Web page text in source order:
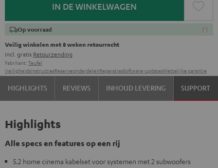
IN DE WINKELWAGEN
Op voorraad
Veilig winkelen met 8 weken retourrecht
incl. gratis Retourzending
Fabrikant: Teufel
VeiligheidsinstructiesReserveonderdelenReparatiesSoftware-updatesWettelijke garantie
HIGHLIGHTS REVIEWS INHOUD LEVERING SUPPORT
Highlights
Alle specs en features op een rij
5.2 home cinema kabelset voor systemen met 2 subwoofers